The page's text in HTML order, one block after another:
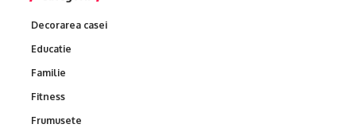
Decorarea casei
Educatie
Familie
Fitness
Frumusete